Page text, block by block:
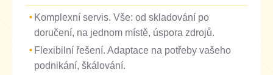
Komplexní servis. Vše: od skladování po
doručení, na jednom místě, úspora zdrojů.
Flexibilní řešení. Adaptace na potřeby vašeho
podnikání, škálování.